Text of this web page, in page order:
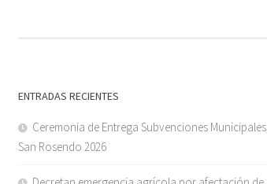
ENTRADAS RECIENTES
Ceremonia de Entrega Subvenciones Municipales
San Rosendo 2026